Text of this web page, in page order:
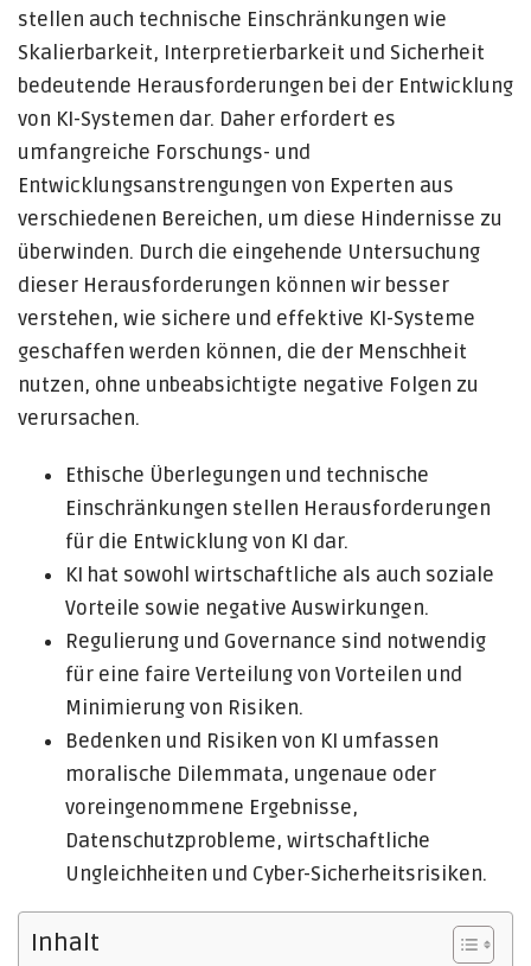
stellen auch technische Einschränkungen wie
Skalierbarkeit, Interpretierbarkeit und Sicherheit
bedeutende Herausforderungen bei der Entwicklung
von KI-Systemen dar. Daher erfordert es
umfangreiche Forschungs- und
Entwicklungsanstrengungen von Experten aus
verschiedenen Bereichen, um diese Hindernisse zu
überwinden. Durch die eingehende Untersuchung
dieser Herausforderungen können wir besser
verstehen, wie sichere und effektive KI-Systeme
geschaffen werden können, die der Menschheit
nutzen, ohne unbeabsichtigte negative Folgen zu
verursachen.
Ethische Überlegungen und technische
Einschränkungen stellen Herausforderungen
für die Entwicklung von KI dar.
KI hat sowohl wirtschaftliche als auch soziale
Vorteile sowie negative Auswirkungen.
Regulierung und Governance sind notwendig
für eine faire Verteilung von Vorteilen und
Minimierung von Risiken.
Bedenken und Risiken von KI umfassen
moralische Dilemmata, ungenaue oder
voreingenommene Ergebnisse,
Datenschutzprobleme, wirtschaftliche
Ungleichheiten und Cyber-Sicherheitsrisiken.
Inhalt